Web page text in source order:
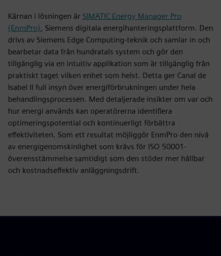
Kärnan i lösningen är SIMATIC Energy Manager Pro
(EnmPro), Siemens digitala energihanteringsplattform. Den
drivs av Siemens Edge Computing-teknik och samlar in och
bearbetar data från hundratals system och gör den
tillgänglig via en intuitiv applikation som är tillgänglig från
praktiskt taget vilken enhet som helst. Detta ger Canal de
Isabel II full insyn över energiförbrukningen under hela
behandlingsprocessen. Med detaljerade insikter om var och
hur energi används kan operatörerna identifiera
optimeringspotential och kontinuerligt förbättra
effektiviteten. Som ett resultat möjliggör EnmPro den nivå
av energigenomskinlighet som krävs för ISO 50001-
överensstämmelse samtidigt som den stöder mer hållbar
och kostnadseffektiv anläggningsdrift.